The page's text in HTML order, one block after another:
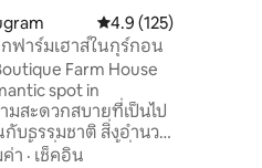
คะแนนเฉลี่ย 4.9 จาก
4.9 (125)
ฟาร์มเฮาส์ในกุร์กอน
Farm House
spot in
มสะดวกสบายที่เป็นไป
กับธรรมชาติ สิ่งอำนวย
นพื้นที่จัดปาร์ตี้ที่น่า
า · เช็คอิน